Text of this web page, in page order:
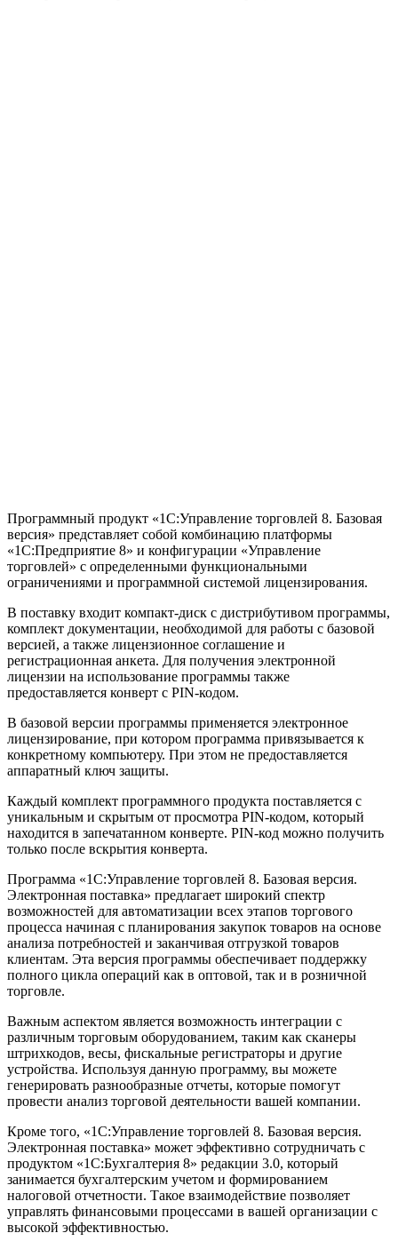
Программный продукт «1С:Управление торговлей 8. Базовая
версия» представляет собой комбинацию платформы
«1С:Предприятие 8» и конфигурации «Управление
торговлей» с определенными функциональными
ограничениями и программной системой лицензирования.
В поставку входит компакт-диск с дистрибутивом программы,
комплект документации, необходимой для работы с базовой
версией, а также лицензионное соглашение и
регистрационная анкета. Для получения электронной
лицензии на использование программы также
предоставляется конверт с PIN-кодом.
В базовой версии программы применяется электронное
лицензирование, при котором программа привязывается к
конкретному компьютеру. При этом не предоставляется
аппаратный ключ защиты.
Каждый комплект программного продукта поставляется с
уникальным и скрытым от просмотра PIN-кодом, который
находится в запечатанном конверте. PIN-код можно получить
только после вскрытия конверта.
Программа «1С:Управление торговлей 8. Базовая версия.
Электронная поставка» предлагает широкий спектр
возможностей для автоматизации всех этапов торгового
процесса начиная с планирования закупок товаров на основе
анализа потребностей и заканчивая отгрузкой товаров
клиентам. Эта версия программы обеспечивает поддержку
полного цикла операций как в оптовой, так и в розничной
торговле.
Важным аспектом является возможность интеграции с
различным торговым оборудованием, таким как сканеры
штрихкодов, весы, фискальные регистраторы и другие
устройства. Используя данную программу, вы можете
генерировать разнообразные отчеты, которые помогут
провести анализ торговой деятельности вашей компании.
Кроме того, «1С:Управление торговлей 8. Базовая версия.
Электронная поставка» может эффективно сотрудничать с
продуктом «1С:Бухгалтерия 8» редакции 3.0, который
занимается бухгалтерским учетом и формированием
налоговой отчетности. Такое взаимодействие позволяет
управлять финансовыми процессами в вашей организации с
высокой эффективностью.